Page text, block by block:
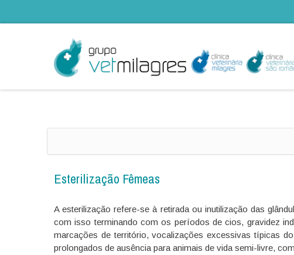
Esterilização Fêmeas
A esterilização refere-se à retirada ou inutilização das
com isso terminando com os períodos de cios, gravidez
marcações de território, vocalizações excessivas típicas
prolongados de ausência para animais de vida semi-livre,